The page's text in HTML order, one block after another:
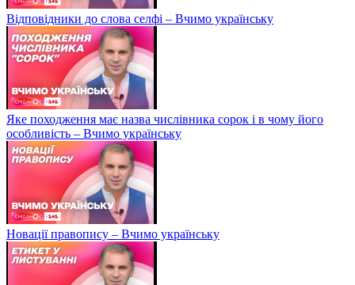
Відповідники до слова селфі – Вчимо українську
Яке походження має назва числівника сорок і в чому його
особливість – Вчимо українську
Новації правопису – Вчимо українську